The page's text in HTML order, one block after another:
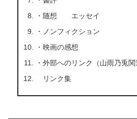
・随想 エッセイ
・ノンフィクション
・映画の感想
・外部へのリンク（山雨乃兎関
リンク集